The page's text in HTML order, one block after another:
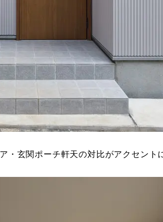
・玄関ポーチ軒天の対比がアクセント